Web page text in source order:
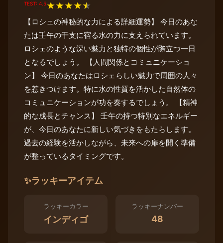
TEST: 4.5★★★★★
【ロシェの神秘的な力による詳細運勢】 今日のあな
たは壬午の干支に宿る水の力に支えられています。
ロシェのような深い魅力と独特の個性が際立つ一日
となるでしょう。 【人間関係とコミュニケーショ
ン】 今日のあなたはロシェらしい魅力で周囲の人々
を惹きつけます。特に水の性質を活かした自然体の
コミュニケーションが功を奏するでしょう。 【精神
的な成長とチャンス】 壬午の持つ特別なエネルギー
が、今日のあなたに新しい気づきをもたらします。
過去の経験を活かしながら、未来への扉を開く準備
が整っているタイミングです。
✨ラッキーアイテム
ラッキーカラー
インディゴ
ラッキーナンバー
48